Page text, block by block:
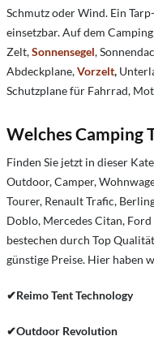
Schmutz oder Wind. Ein
einsetzbar. Auf dem
Zelt,Sonnensegel,
Abdeckplane,Vorzelt,
Schutzplane für Fahrrad,
Welches Camping
Finden Sie jetzt in dieser
Outdoor, Camper,
Tourer, Renault Trafic,
Doblo, Mercedes Citan,
bestechen durch Top
günstige Preise. Hier haben
✔Reimo Tent Technology
✔Outdoor Revolution